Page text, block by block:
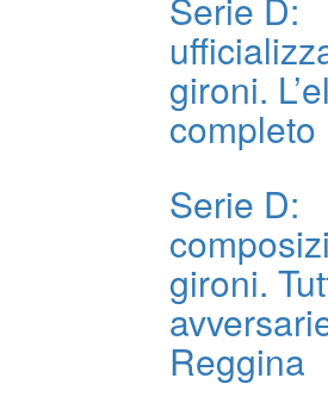
gironi.
completo
Serie D:
gironi.
Reggina